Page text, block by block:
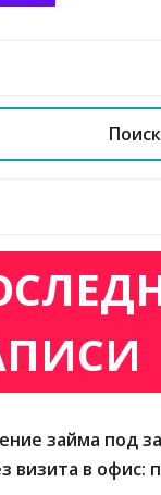
Поиск
займа под
визита в офис: